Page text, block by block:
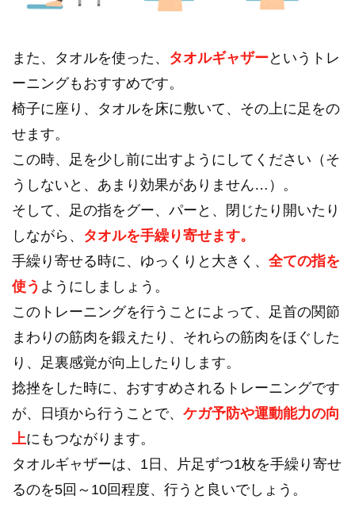
また、タオルを使った、 タオルギャザーというトレ
ーニングもおすすめです。
椅子に座り、タオルを床に敷いて、その上に足をの
せます。
この時、足を少し前に出すようにしてください（そ
うしないと、あまり効果がありません…）。
そして、足の指をグー、パーと、閉じたり開いたり
しながら、 タオルを手繰り寄せます。
手繰り寄せる時に、ゆっくりと大きく、 全ての指を
使う ようにしましょう。
このトレーニングを行うことによって、足首の関節
まわりの筋肉を鍛えたり、それらの筋肉をほぐした
り、足裏感覚が向上したりします。
捻挫をした時に、おすすめされるトレーニングです
が、日頃から行うことで、 ケガ予防や運動能力の向
上にもつながります。
タオルギャザーは、1日、片足ずつ1枚を手繰り寄せ
るのを5回～10回程度、行うと良いでしょう。